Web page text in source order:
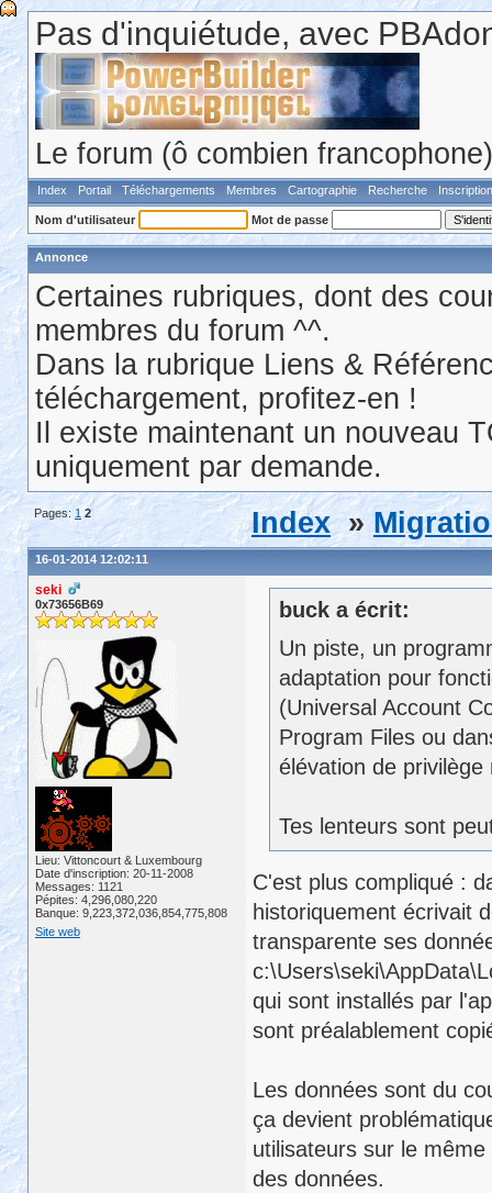
Pas d'inquiétude, avec
Le forum (ô combien
Index Portail Téléchargements Membres Cartographie Recherche Inscription
Nom d'utilisateur Mot de passe
Annonce
Certaines rubriques, dont des
membres du forum ^^.
Dans la rubrique Liens &
téléchargement, profitez-en !
Il existe maintenant un nouveau
uniquement par demande.
Pages: 1 2 Index »
16-01-2014 12:02:11
seki
0x73656B69
Lieu: Vittoncourt & Luxembourg
Date d'inscription: 20-11-2008
Messages: 1121
Pépites: 4,296,080,220
Banque: 9,223,372,036,854,775,808
Site web
buck a écrit:
Un piste, un
adaptation pour
(Universal Account
Program Files ou
élévation de
Tes lenteurs sont
C'est plus compliqué :
historiquement écrivait
transparente ses
qui sont installés par
sont préalablement
Les données sont du
ça devient
utilisateurs sur le
des données.